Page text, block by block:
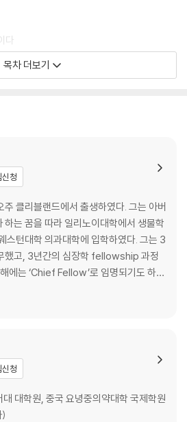
다
은 괴물이 아니다
패한 약속
의 세계
중금속
다
하라
프래틱 치료
미소 그 이상의 가치가 있다
필수 보충제 Top 20
액검사 Top 20
목차 더보기
청
주 클리블랜드에서 출생하였다. 그는 아버
하는 꿈을 따라 일리노이대학에서 생물학
스턴대학 의과대학에 입학하였다. 그는 3
했고, 3년간의 심장학 fellowship 과정
에는 ‘Chief Fellow’로 임명되기도 하였
건강 상태와 위험, 그리고 치료의 이점
하는 개인 병원을 열었다. 이 병원의 초
청
대학원, 중국 요녕중의약대학 국제학원